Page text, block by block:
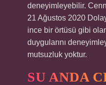
deneyimleyebilir.
21 Ağustos 2020
ince bir örtüsü gibi
duygularını
mutsuzluk yoktur.
SU ANDA